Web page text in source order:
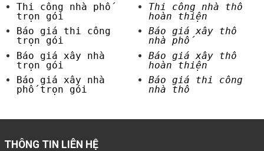
Thi công nhà phố
trọn gói
Báo giá thi công
trọn gói
Báo giá xây nhà
trọn gói
Báo giá xây nhà
phố trọn gói
Thi công nhà thô
hoàn thiện
Báo giá xây thô
nhà phố
Báo giá xây thô
hoàn thiện
Báo giá thi công
nhà thô
THÔNG TIN LIÊN HỆ